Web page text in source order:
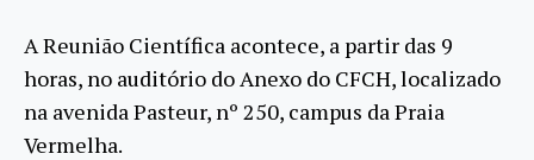
A Reunião Científica acontece, a partir das 9
horas, no auditório do Anexo do CFCH, localizado
na avenida Pasteur, nº 250, campus da Praia
Vermelha.